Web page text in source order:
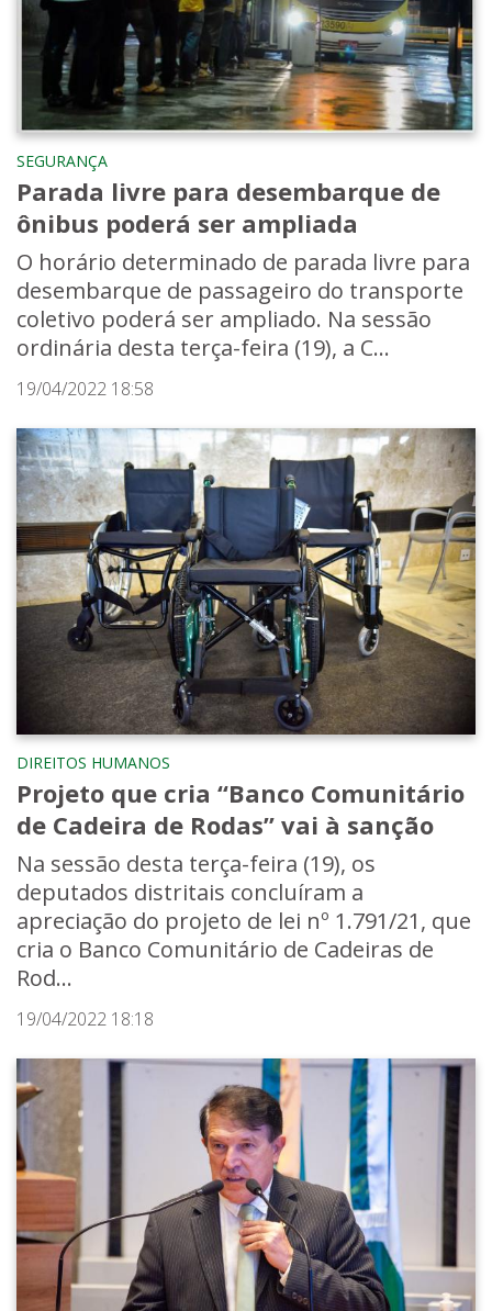
SEGURANÇA
Parada livre para desembarque de
ônibus poderá ser ampliada
O horário determinado de parada livre para
desembarque de passageiro do transporte
coletivo poderá ser ampliado. Na sessão
ordinária desta terça-feira (19), a C...
19/04/2022 18:58
DIREITOS HUMANOS
Projeto que cria “Banco Comunitário
de Cadeira de Rodas” vai à sanção
Na sessão desta terça-feira (19), os
deputados distritais concluíram a
apreciação do projeto de lei nº 1.791/21, que
cria o Banco Comunitário de Cadeiras de
Rod...
19/04/2022 18:18